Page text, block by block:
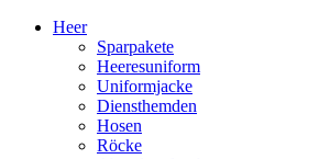
Heer
Sparpakete
Heeresuniform
Uniformjacke
Diensthemden
Hosen
Röcke